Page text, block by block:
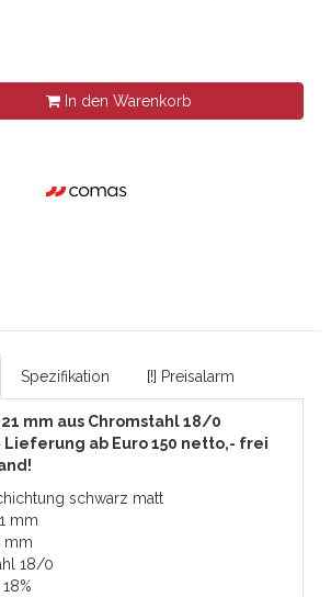
In den Warenkorb
Spezifikation [!] Preisalarm
mm aus Chromstahl 18/0
Lieferung ab Euro 150 netto,- frei
schwarz matt
mm
mm
18/0